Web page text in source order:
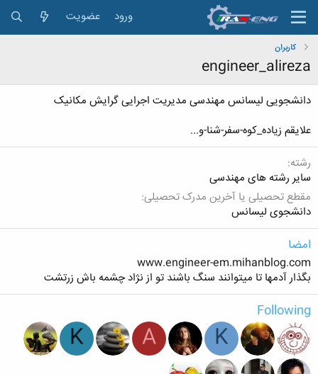
ورود عضویت
کاربران
engineer_alireza
دانشجویی لیسانس مهندسی مدیریت اجرایی گرایش مکانیک
علایقم زیاده_کوه-سفر-شنا-و...
رشته
سایر رشته های مهندسی
مقطع تحصیلی یا آخرین مدرک تحصیلی
دانشجوی لیسانس
امضا
www.engineer-em.mihanblog.com
بگذار آدمها تا میتوانند سنگ باشند تو از نژاد چشمه باش زرتشت
Following
K
A
K